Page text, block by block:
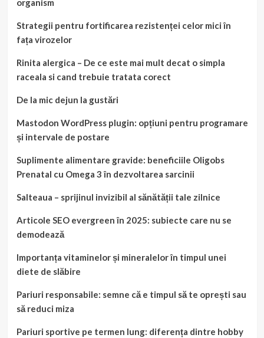
Strategii pentru fortificarea rezistenței celor mici în
fața virozelor
Rinita alergica – De ce este mai mult decat o simpla
raceala si cand trebuie tratata corect
De la mic dejun la gustări
Mastodon WordPress plugin: opțiuni pentru programare
și intervale de postare
Suplimente alimentare gravide: beneficiile Oligobs
Prenatal cu Omega 3 în dezvoltarea sarcinii
Salteaua – sprijinul invizibil al sănătății tale zilnice
Articole SEO evergreen în 2025: subiecte care nu se
demodează
Importanța vitaminelor și mineralelor în timpul unei
diete de slăbire
Pariuri responsabile: semne că e timpul să te oprești sau
să reduci miza
Pariuri sportive pe termen lung: diferența dintre hobby